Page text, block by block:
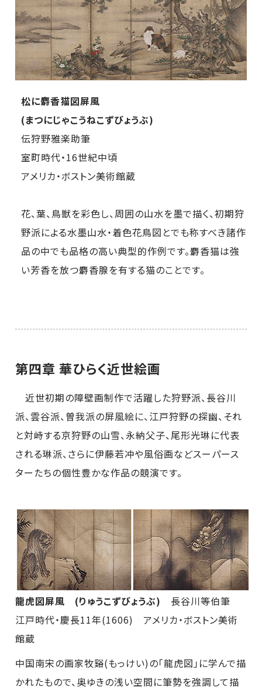
松に麝香猫図屏風
(まつにじゃこうねこずびょうぶ)
伝狩野雅楽助筆
室町時代・16世紀中頃
アメリカ・ボストン美術館蔵
花、葉、鳥獣を彩色し、周囲の山水を墨で描く、初期狩
野派による水墨山水・着色花鳥図とでも称すべき諸作
品の中でも品格の高い典型的作例です。麝香猫は強
い芳香を放つ麝香腺を有する猫のことです。
第四章 華ひらく近世絵画
近世初期の障壁画制作で活躍した狩野派、長谷川
派、雲谷派、曽我派の屏風絵に、江戸狩野の探幽、それ
と対峙する京狩野の山雪、永納父子、尾形光琳に代表
される琳派、さらに伊藤若冲や風俗画などスーパース
ターたちの個性豊かな作品の競演です。
龍虎図屏風 (りゅうこずびょうぶ) 長谷川等伯筆
江戸時代・慶長11年(1606) アメリカ・ボストン美術
館蔵
中国南宋の画家牧谿(もっけい)の「龍虎図」に学んで描
かれたもので、奥ゆきの浅い空間に筆勢を強調して描